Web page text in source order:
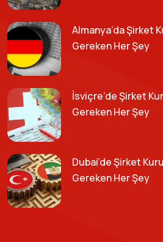
Almanya’da Şirket
Gereken Her Şey
İsviçre’de Şirket
Gereken Her Şey
Dubai’de Şirket
Gereken Her Şey